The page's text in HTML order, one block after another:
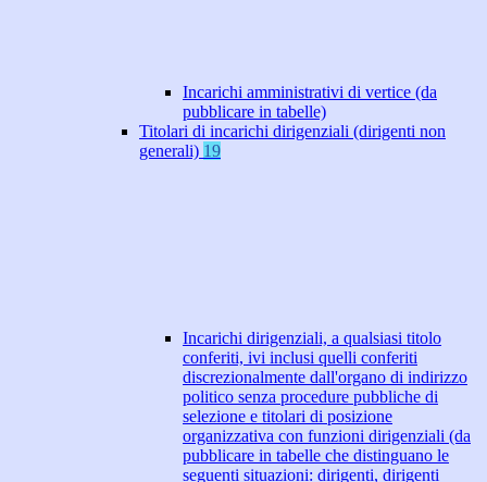
Incarichi amministrativi di vertice (da
pubblicare in tabelle)
Titolari di incarichi dirigenziali (dirigenti non
generali) 19
Incarichi dirigenziali, a qualsiasi titolo
conferiti, ivi inclusi quelli conferiti
discrezionalmente dall'organo di indirizzo
politico senza procedure pubbliche di
selezione e titolari di posizione
organizzativa con funzioni dirigenziali (da
pubblicare in tabelle che distinguano le
seguenti situazioni: dirigenti, dirigenti